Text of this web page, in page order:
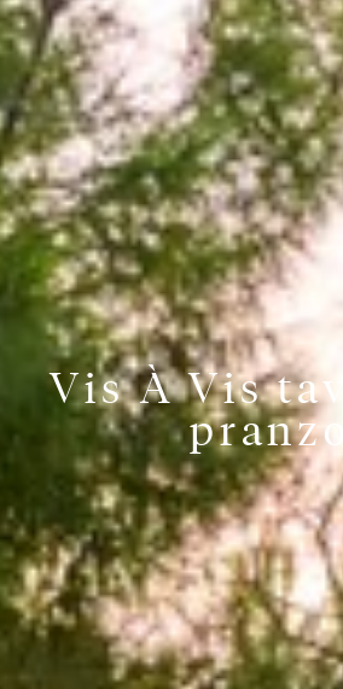
Vis À Vis